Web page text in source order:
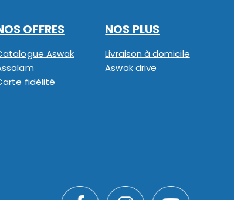
OFFRES
Aswak
fidélité
NOS PLUS
Livraison à domicile
Aswak drive